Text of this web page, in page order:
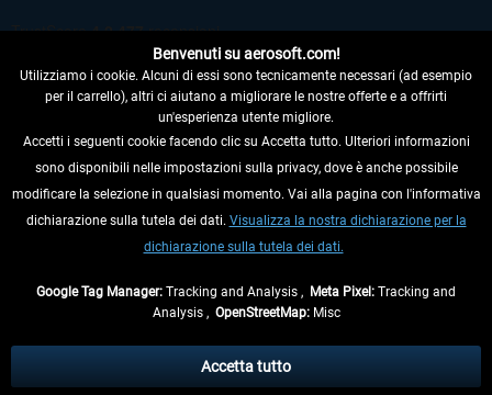
RECEDERE DAL CONTRATTO
INFORMAZIONI
eventualmente le spese di spedizione, se non diversamente descritto.
** Riguarda le spedizioni al di fuori della Germania, i tempi di consegna per le
Benvenuti su aerosoft.com!
Utilizziamo i cookie. Alcuni di essi sono tecnicamente necessari (ad esempio
per il carrello), altri ci aiutano a migliorare le nostre offerte e a offrirti
un'esperienza utente migliore.
Accetti i seguenti cookie facendo clic su Accetta tutto. Ulteriori informazioni
sono disponibili nelle impostazioni sulla privacy, dove è anche possibile
modificare la selezione in qualsiasi momento. Vai alla pagina con l'informativa
dichiarazione sulla tutela dei dati. Visualizza la nostra dichiarazione per la
dichiarazione sulla tutela dei dati.
Google Tag Manager: Tracking and Analysis , Meta Pixel: Tracking and
Analysis , OpenStreetMap:Misc
Accetta tutto